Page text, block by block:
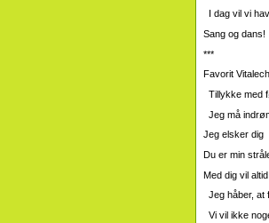
I dag vil vi
Sang og dans!
***
Favorit
Tillykke med
Jeg må
Jeg elsker dig
Du er min
Med dig vil
Jeg håber, at
Vi vil ikke